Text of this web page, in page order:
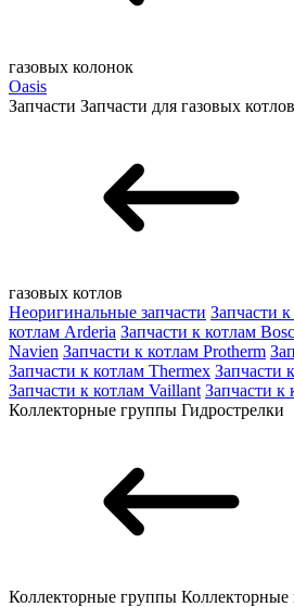
газовых колонок
Oasis
Запчасти Запчасти для газовых котлов
газовых котлов
Неоригинальные запчасти Запчасти
котлам Arderia Запчасти к котлам
Navien Запчасти к котлам Protherm
Запчасти к котлам Thermex Запчасти
Запчасти к котлам Vaillant Запчасти к
Коллекторные группы Гидрострелки
Коллекторные группы Коллекторные